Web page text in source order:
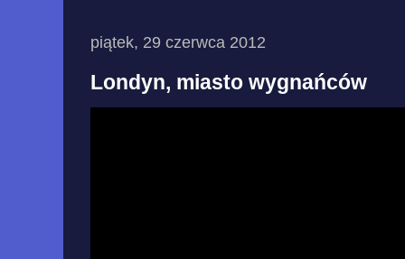
piątek, 29 czerwca 2012
Londyn, miasto wygnańców